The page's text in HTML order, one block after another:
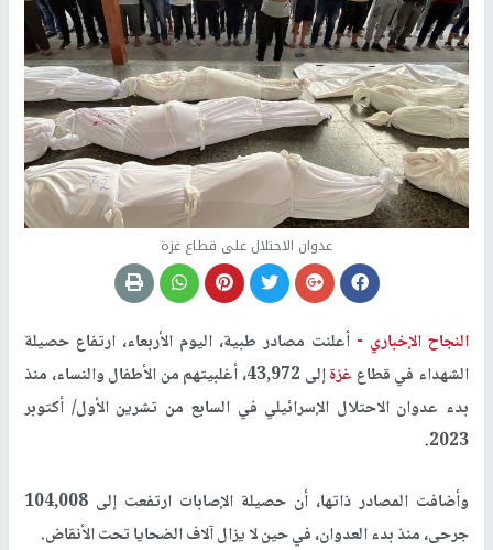
عدوان الاحتلال على قطاع غزة
النجاح الإخباري - أعلنت مصادر طبية، اليوم الأربعاء، ارتفاع حصيلة
الشهداء في قطاع غزة
إلى 43,972، أغلبيتهم من الأطفال والنساء، منذ
بدء عدوان الاحتلال الإسرائيلي في السابع من تشرين الأول/ أكتوبر
2023.
وأضافت المصادر ذاتها، أن حصيلة الإصابات ارتفعت إلى 104,008
جرحى، منذ بدء العدوان، في حين لا يزال آلاف الضحايا تحت الأنقاض.